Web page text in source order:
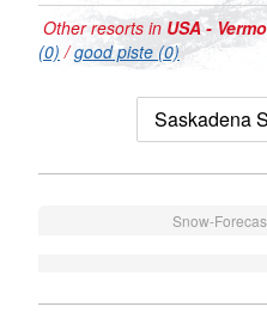
Other resorts in USA -
(0) /good piste (0)
Saskadena
Snow-